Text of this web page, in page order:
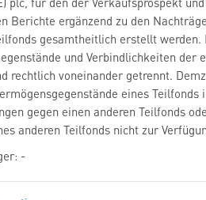
Berichte ergänzend zu den
gesamtheitlich erstellt werden.
und Verbindlichkeiten der
rechtlich voneinander getrennt.
eines Teilfonds
gegen einen anderen Teilfonds
anderen Teilfonds nicht zur
-